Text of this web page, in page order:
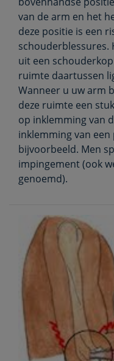
van de arm en het
deze positie is een
uit een
ruimte daartussen
Wanneer u uw arm
deze ruimte een
op inklemming van
inklemming van
bijvoorbeeld. Men
impingement (ook
genoemd).